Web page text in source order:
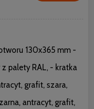
130x365 mm -
palety RAL, - kratka
grafit, szara,
antracyt, grafit,